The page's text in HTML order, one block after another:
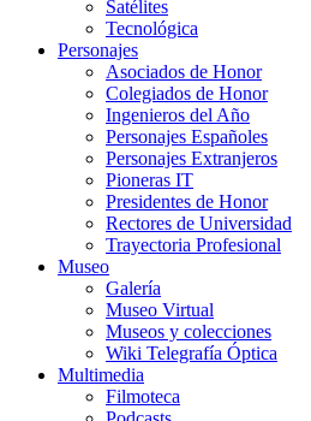
Satélites
Tecnológica
Personajes
Asociados de Honor
Colegiados de Honor
Ingenieros del Año
Personajes Españoles
Personajes Extranjeros
Pioneras IT
Presidentes de Honor
Rectores de Universidad
Trayectoria Profesional
Museo
Galería
Museo Virtual
Museos y colecciones
Wiki Telegrafía Óptica
Multimedia
Filmoteca